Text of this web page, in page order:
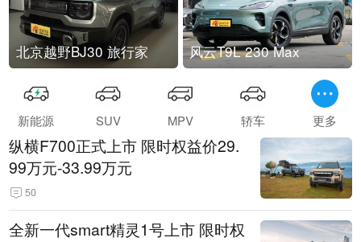
北京越野BJ30 旅行家 风云T9L 230 Max
新能源 SUV MPV 轿车 更多
纵横F700正式上市 限时权益价29.
99万元-33.99万元
50
全新一代smart精灵1号上市 限时权